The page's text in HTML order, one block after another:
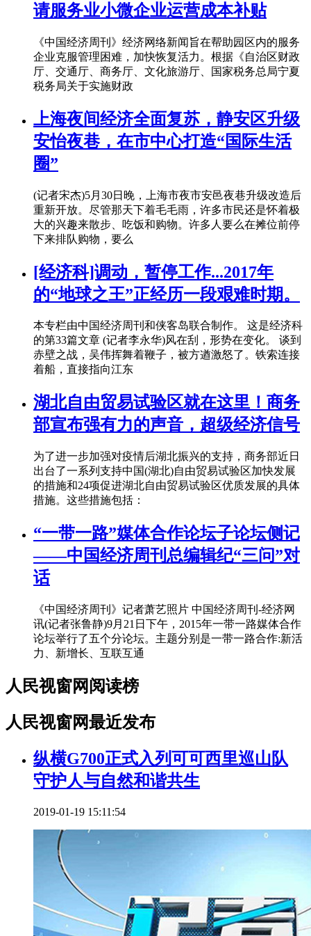
请服务业小微企业运营成本补贴
《中国经济周刊》经济网络新闻旨在帮助园区内的服务
企业克服管理困难，加快恢复活力。根据《自治区财政
厅、交通厅、商务厅、文化旅游厅、国家税务总局宁夏
税务局关于实施财政
上海夜间经济全面复苏，静安区升级
安怡夜巷，在市中心打造“国际生活
圈”
(记者宋杰)5月30日晚，上海市夜市安邑夜巷升级改造后
重新开放。尽管那天下着毛毛雨，许多市民还是怀着极
大的兴趣来散步、吃饭和购物。许多人要么在摊位前停
下来排队购物，要么
[经济科]调动，暂停工作...2017年
的“地球之王”正经历一段艰难时期。
本专栏由中国经济周刊和侠客岛联合制作。 这是经济科
的第33篇文章 (记者李永华)风在刮，形势在变化。 谈到
赤壁之战，吴伟挥舞着鞭子，被方遒激怒了。铁索连接
着船，直接指向江东
湖北自由贸易试验区就在这里！商务
部宣布强有力的声音，超级经济信号
为了进一步加强对疫情后湖北振兴的支持，商务部近日
出台了一系列支持中国(湖北)自由贸易试验区加快发展
的措施和24项促进湖北自由贸易试验区优质发展的具体
措施。这些措施包括：
“一带一路”媒体合作论坛子论坛侧记
——中国经济周刊总编辑纪“三问”对
话
《中国经济周刊》记者萧艺照片 中国经济周刊-经济网
讯(记者张鲁静)9月21日下午，2015年一带一路媒体合作
论坛举行了五个分论坛。主题分别是一带一路合作:新活
力、新增长、互联互通
人民视窗网阅读榜
人民视窗网最近发布
纵横G700正式入列可可西里巡山队
守护人与自然和谐共生
2019-01-19 15:11:54